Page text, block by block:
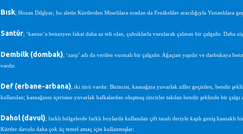
Bısk; Hozan Dilşîyar, bu aletin Kürtlerden Mısırlılara oradan da Fenikeliler aracılığıyla Yunanlılara
Santûr; ‘kanun’a benzeyen fakat daha az teli olan, çubuklarla vurularak çalınan bir çalgıdır. Daha
Dembilk (dombak); ‘zarp’ adı da verilen vurmalı bir çalgıdır. Ağaçtan yapılır ve darbukaya
vardır.
Def (erbane-arbana); iki türü vardır: Birincisi, kasnağına yuvarlak ziller geçirilen, bendir
kullanılan; kasnağının içerisine yuvarlak halkalardan oluşmuş zincirler takılan bendir şeklinde bir
Dahol (davul); farklı bölgelerde farklı boylarda kullanılan çift tarafı deriyle kaplı geniş kasnaklı
Kürtler davulu daha çok üç temel amaç için kullanmışlar: